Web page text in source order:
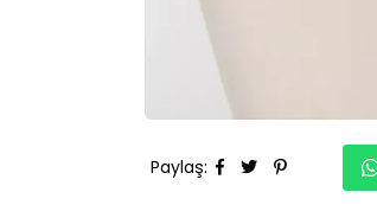
Paylaş: